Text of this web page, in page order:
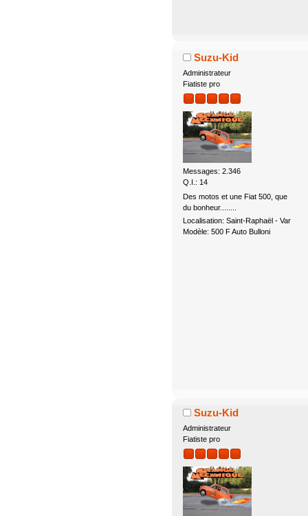
Suzu-Kid
Administrateur
Fiatiste pro
Messages: 2.346
Q.I.: 14
Des motos et une Fiat 500, que
du bonheur........
Localisation: Saint-Raphaël - Var
Modèle: 500 F Auto Bulloni
Suzu-Kid
Administrateur
Fiatiste pro